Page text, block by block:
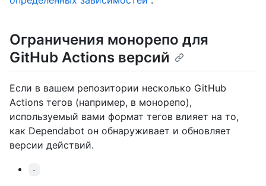
Ограничения монорепо для
GitHub Actions версий
Если в вашем репозитории несколько GitHub
Actions тегов (например, в монорепо),
используемый вами формат тегов влияет на то,
как Dependabot он обнаруживает и обновляет
версии действий.
-